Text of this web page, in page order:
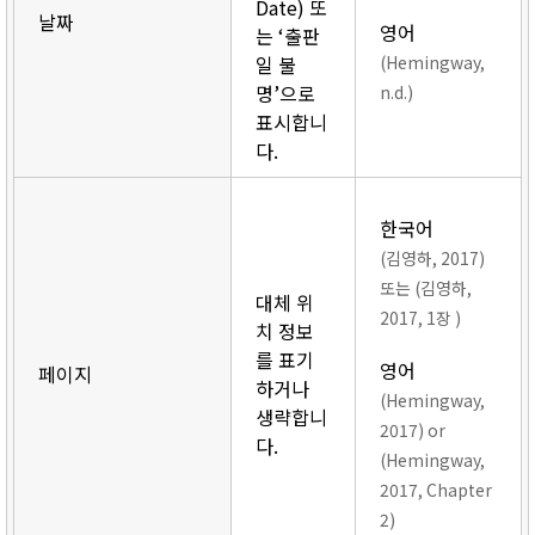
날짜
Date) 또
는 ‘출판
일 불
명’으로
표시합니
다.
영어
(Hemingway,
n.d.)
페이지
대체 위
치 정보
를 표기
하거나
생략합니
다.
한국어
(김영하, 2017)
또는 (김영하,
2017, 1장 )
영어
(Hemingway,
2017) or
(Hemingway,
2017, Chapter
2)